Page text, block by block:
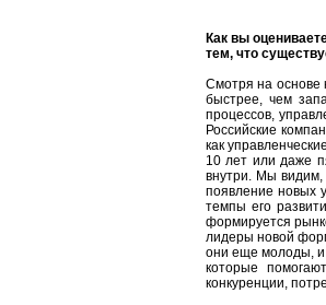
Как вы
тем, что
Смотря на основе
быстрее, чем
процессов,
Российские
как
10 лет или даже
внутри. Мы видим,
появление новых
темпы его
формируется
лидеры новой
они еще молоды, и
которые
конкуренции,